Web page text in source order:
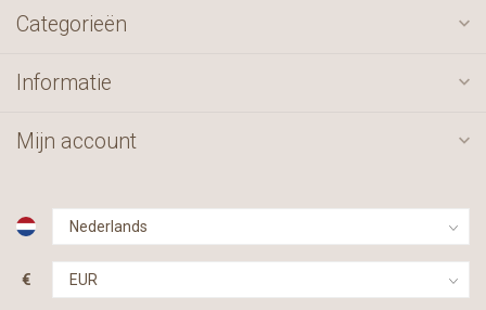
Categorieën
Informatie
Mijn account
€